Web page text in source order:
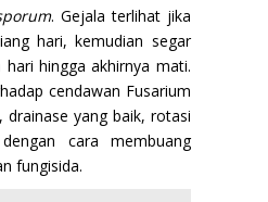
. Gejala terlihat jika
hari, kemudian segar
hingga akhirnya mati.
cendawan Fusarium
yang baik, rotasi
cara membuang
fungisida.